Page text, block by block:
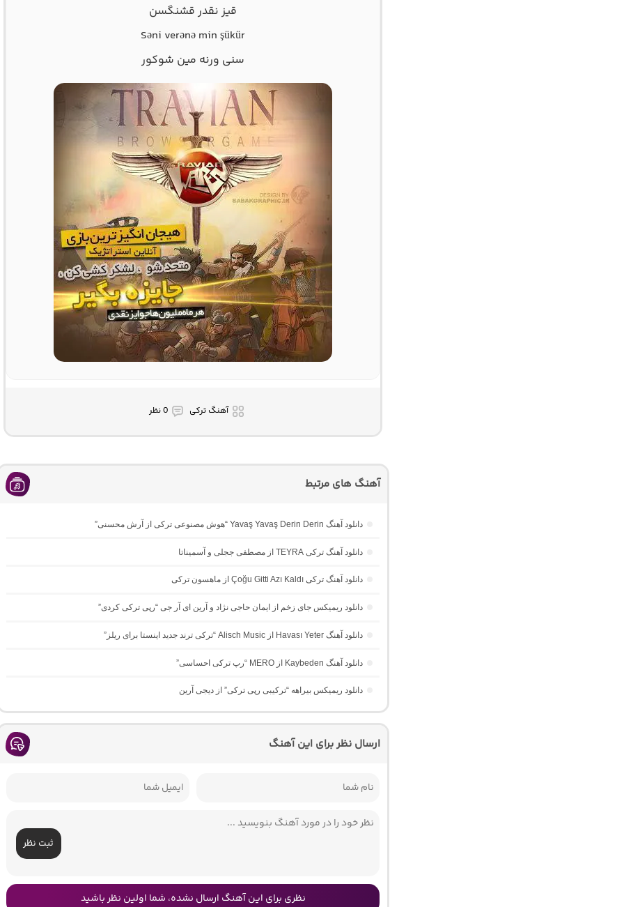
قیز نقدر قشنگسن
Səni verənə min şükür
سنی ورنه مین شوکور
آهنگ ترکی 0 نظر
آهنگ های مرتبط
دانلود آهنگ Yavaş Yavaş Derin Derin “هوش مصنوعی ترکی از آرش محسنی”
دانلود آهنگ ترکی TEYRA از مصطفی ججلی و آسمیناتا
دانلود آهنگ ترکی Çoğu Gitti Azı Kaldı از ماهسون ترکی
دانلود ریمیکس جای زخم از ایمان حاجی نژاد و آرین ای آر جی “رپی ترکی کردی”
دانلود آهنگ Havası Yeter از Alisch Music “ترکی ترند جدید اینستا برای ریلز”
دانلود آهنگ Kaybeden از MERO “رپ ترکی احساسی”
دانلود ریمیکس بیراهه “ترکیبی رپی ترکی” از دیجی آرین
ارسال نظر برای این آهنگ
ثبت نظر
نظری برای این آهنگ ارسال نشده، شما اولین نظر باشید